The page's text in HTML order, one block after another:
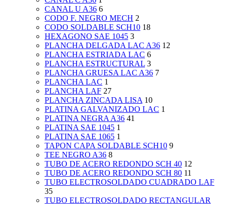
CANAL U A36 6
CODO F. NEGRO MECH 2
CODO SOLDABLE SCH10 18
HEXAGONO SAE 1045 3
PLANCHA DELGADA LAC A36 12
PLANCHA ESTRIADA LAC 6
PLANCHA ESTRUCTURAL 3
PLANCHA GRUESA LAC A36 7
PLANCHA LAC 1
PLANCHA LAF 27
PLANCHA ZINCADA LISA 10
PLATINA GALVANIZADO LAC 1
PLATINA NEGRA A36 41
PLATINA SAE 1045 1
PLATINA SAE 1065 1
TAPON CAPA SOLDABLE SCH10 9
TEE NEGRO A36 8
TUBO DE ACERO REDONDO SCH 40 12
TUBO DE ACERO REDONDO SCH 80 11
TUBO ELECTROSOLDADO CUADRADO LAF
35
TUBO ELECTROSOLDADO RECTANGULAR